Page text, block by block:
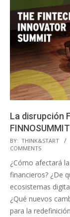
La disrupción
FINNOSUMMIT
2015-
08-
05
BY: THINK&START
COMMENTS
¿Cómo afectará
financieros? ¿De
ecosistemas
¿Qué nuevos
para la